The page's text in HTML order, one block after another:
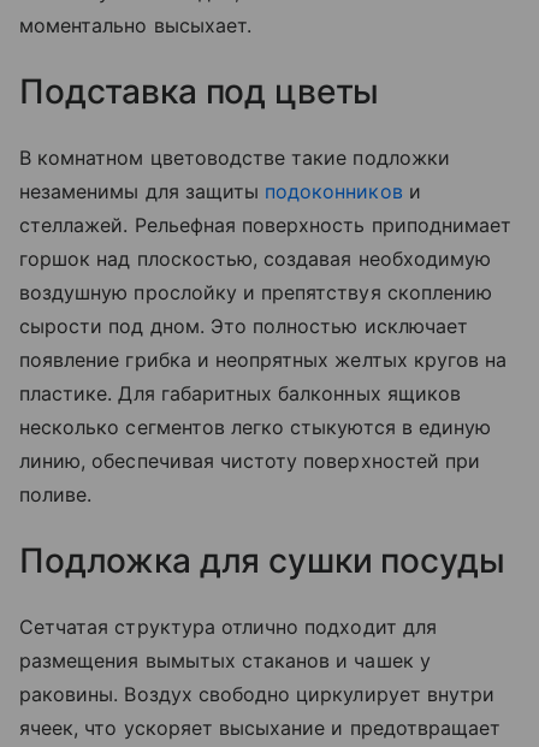
моментально высыхает.
Подставка под цветы
В комнатном цветоводстве такие подложки
незаменимы для защиты подоконников и
стеллажей. Рельефная поверхность приподнимает
горшок над плоскостью, создавая необходимую
воздушную прослойку и препятствуя скоплению
сырости под дном. Это полностью исключает
появление грибка и неопрятных желтых кругов на
пластике. Для габаритных балконных ящиков
несколько сегментов легко стыкуются в единую
линию, обеспечивая чистоту поверхностей при
поливе.
Подложка для сушки посуды
Сетчатая структура отлично подходит для
размещения вымытых стаканов и чашек у
раковины. Воздух свободно циркулирует внутри
ячеек, что ускоряет высыхание и предотвращает